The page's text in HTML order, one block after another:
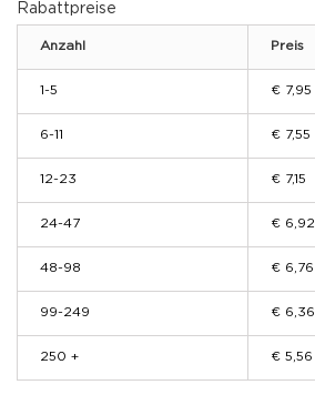
Rabattpreise
Anzahl Preis
1-5 € 7,95
6-11 € 7,55
12-23 € 7,15
24-47 € 6,92
48-98 € 6,76
99-249 € 6,36
250 + € 5,56